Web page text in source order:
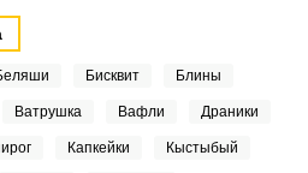
Бисквит Блины
Ватрушка Вафли Драники
Капкейки Кыстыбый